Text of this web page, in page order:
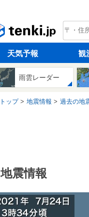
tenki.jp
天気予報 観
雨雲レーダー
トップ 地震情報 過去の地
地震情報